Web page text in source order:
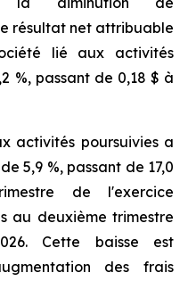
résultat net attribuable
lié aux activités
%, passant de 0,18 $ à
activités poursuivies a
5,9 %, passant de 17,0
de l'exercice
au deuxième trimestre
Cette baisse est
des frais